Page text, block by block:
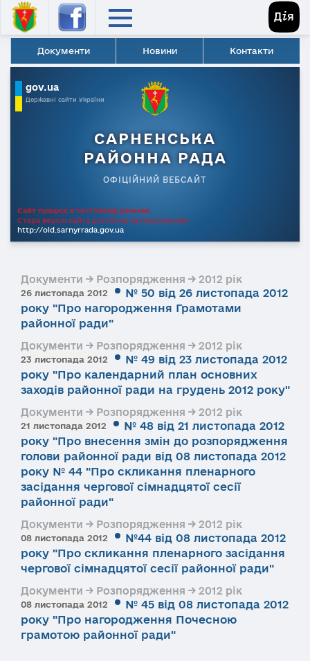
Документи Новини Контакти
gov.ua
Державні сайти України
САРНЕНСЬКА
РАЙОННА РАДА
ОФІЦІЙНИЙ ВЕБСАЙТ
Сайт працює в тестовому режимі.
Стара версія сайту доступна за посиланням
http://old.sarnyrrada.gov.ua
Документи → Розпорядження → 2012 рік
26 листопада 2012
№ 50 від 26 листопада 2012
року "Про нагородження Грамотами
районної ради"
Документи → Розпорядження → 2012 рік
23 листопада 2012
№ 49 від 23 листопада 2012
року "Про календарний план основних
заходів районної ради на грудень 2012 року"
Документи → Розпорядження → 2012 рік
21 листопада 2012
№ 48 від 21 листопада 2012
року "Про внесення змін до розпорядження
голови районної ради від 08 листопада 2012
року № 44 "Про скликання пленарного
засідання чергової сімнадцятої сесії
районної ради"
Документи → Розпорядження → 2012 рік
08 листопада 2012
№44 від 08 листопада 2012
року "Про скликання пленарного засідання
чергової сімнадцятої сесії районної ради"
Документи → Розпорядження → 2012 рік
08 листопада 2012
№ 45 від 08 листопада 2012
року "Про нагородження Почесною
грамотою районної ради"